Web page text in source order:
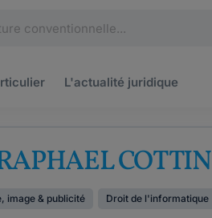
L'actualité juridique
COTTIN
image & publicité Droit de l'informatique